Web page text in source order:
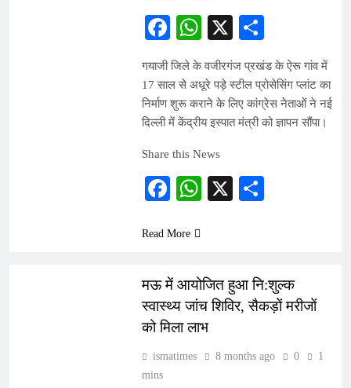
Facebook
WhatsApp
X
गयाजी जिले के वजीरगंज प्रखंड के ऐरू गांव में
17 साल से अधूरे पड़े स्टील प्रोसेसिंग प्लांट का
निर्माण शुरू कराने के लिए कांग्रेस नेताओं ने नई
दिल्ली में केंद्रीय इस्पात मंत्री को ज्ञापन सौंपा।
Share this News
Facebook
WhatsApp
X
Read More
मऊ में आयोजित हुआ नि:शुल्क
स्वास्थ्य जांच शिविर, सैकड़ों मरीजों
को मिला लाभ
ismatimes 8 months ago 0
1
mins